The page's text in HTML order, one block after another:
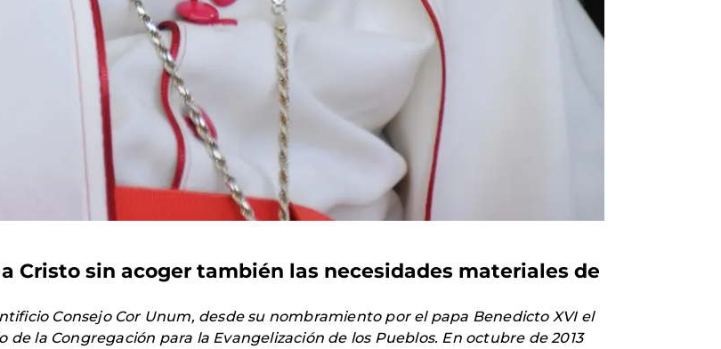
Cristo sin acoger también las necesidades materiales de
Consejo Cor Unum, desde su nombramiento por el papa Benedicto XVI el
la Congregación para la Evangelización de los Pueblos. En octubre de 2013